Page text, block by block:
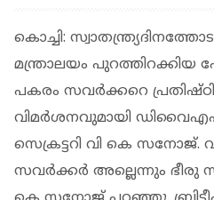
കൊച്ചി:
മന്ത്രാലയം പുറത്തിറക്കിയ
പകരം സവര്‍ക്കറെ
വിമര്‍ശനവുമായി
സെക്രട്ടറി വി കെ സനോജ്.
സവര്‍ക്കര്‍ അല്ലെന്നും ഭീരു